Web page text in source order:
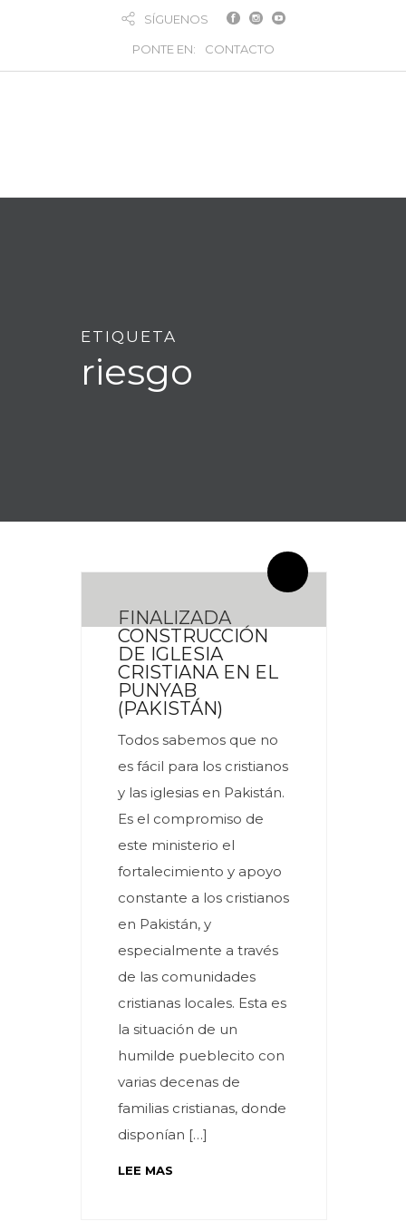
SÍGUENOS
PONTE EN: CONTACTO
ETIQUETA
riesgo
FINALIZADA
CONSTRUCCIÓN
DE IGLESIA
CRISTIANA EN EL
PUNYAB
(PAKISTÁN)
Todos sabemos que no
es fácil para los cristianos
y las iglesias en Pakistán.
Es el compromiso de
este ministerio el
fortalecimiento y apoyo
constante a los cristianos
en Pakistán, y
especialmente a través
de las comunidades
cristianas locales. Esta es
la situación de un
humilde pueblecito con
varias decenas de
familias cristianas, donde
disponían […]
LEE MAS